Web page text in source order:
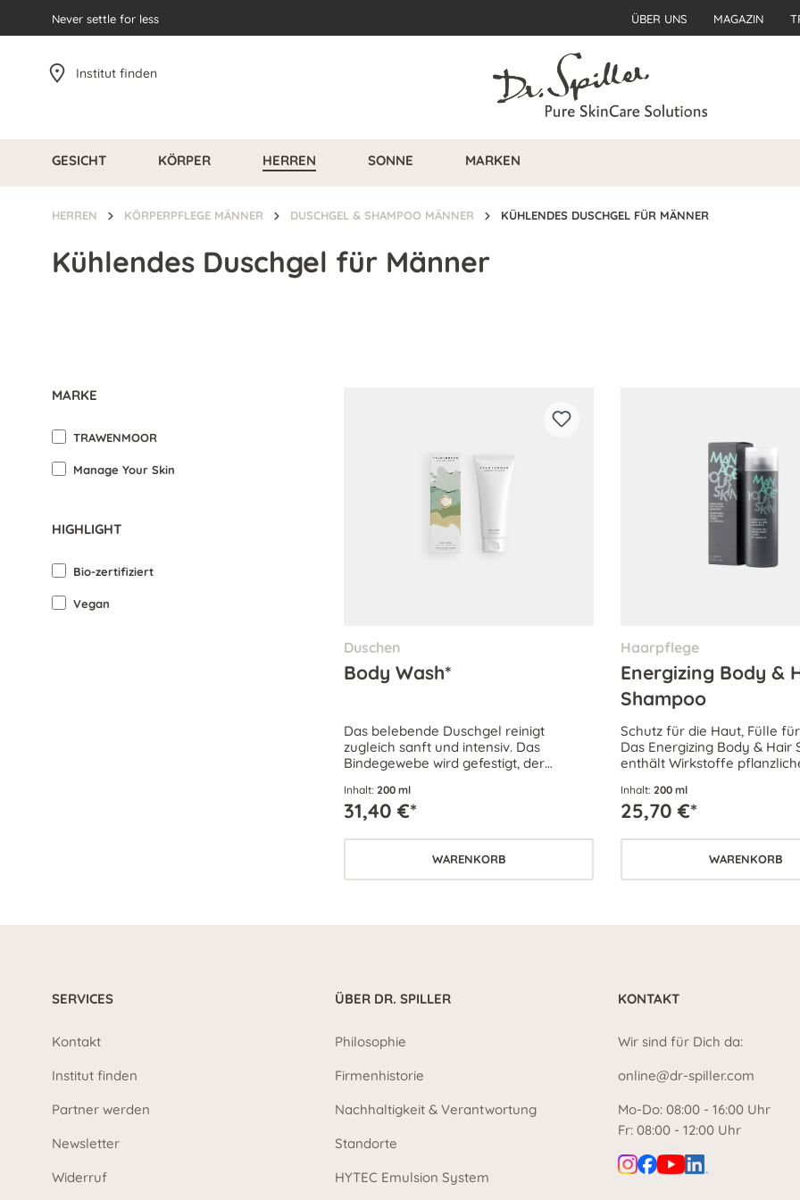
Zur Hauptnavigation springen
Never settle for less ÜBER UNS MAGAZIN
Institut finden
GESICHT KÖRPER HERREN SONNE MARKEN
HERREN KÖRPERPFLEGE MÄNNER DUSCHGEL & SHAMPOO MÄNNER KÜHLENDES DUSCHGEL FÜR MÄNNER
Kühlendes Duschgel für Männer
MARKE
TRAWENMOOR
Manage Your Skin
HIGHLIGHT
Bio-zertifiziert
Vegan
Duschen
Body Wash*
Das belebende Duschgel reinigt
zugleich sanft und intensiv. Das
Bindegewebe wird gefestigt, der
Feuchtigkeitsniveau der Haut
verbessert. Für jede Haut geeignet.
Inhalt: 200 ml
31,40 €*
WARENKORB
Haarpflege
Energizing Body &
Shampoo
Schutz für die Haut, Fülle
Das Energizing Body & Hair
enthält Wirkstoffe
den Stoffwechsel aktivieren
vitale Frische sorgen.
Inhalt:200 ml
25,70 €*
WARENKORB
SERVICES
Kontakt
Institut finden
Partner werden
Newsletter
Widerruf
ÜBER DR. SPILLER
Philosophie
Firmenhistorie
Nachhaltigkeit & Verantwortung
Standorte
HYTEC Emulsion System
KONTAKT
Wir sind für Dich da:
online@dr-spiller.com
Mo-Do: 08:00 - 16:00 Uhr
Fr: 08:00 - 12:00 Uhr